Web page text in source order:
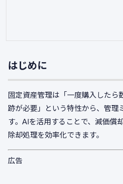
はじめに
固定資産管理は「一度購入したら
跡が必要」という特性から、管理
す。AIを活用することで、減価償
除却処理を効率化できます。
広告